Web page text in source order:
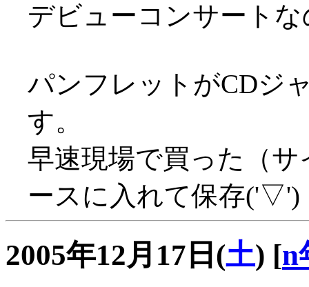
デビューコンサート
パンフレットがCDジ
す。
早速現場で買った（
ースに入れて保存('▽')
2005年12月17日(土) [n